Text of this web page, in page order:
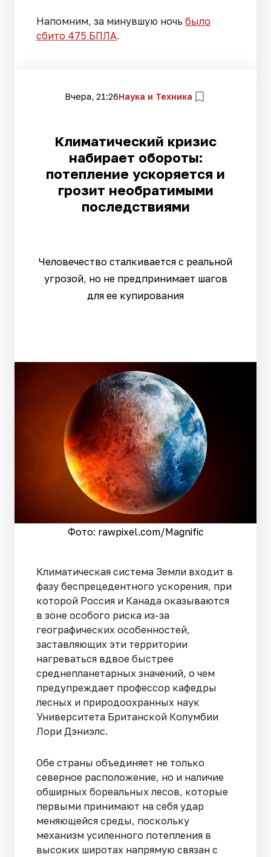
Напомним, за минувшую ночь было
сбито 475 БПЛА.
Вчера, 21:26Наука и Техника
Климатический кризис
набирает обороты:
потепление ускоряется и
грозит необратимыми
последствиями
Человечество сталкивается с реальной
угрозой, но не предпринимает шагов
для ее купирования
Фото: rawpixel.сom/Magnific
Климатическая система Земли входит в
фазу беспрецедентного ускорения, при
которой Россия и Канада оказываются
в зоне особого риска из-за
географических особенностей,
заставляющих эти территории
нагреваться вдвое быстрее
среднепланетарных значений, о чем
предупреждает профессор кафедры
лесных и природоохранных наук
Университета Британской Колумбии
Лори Дэниэлс.
Обе страны объединяет не только
северное расположение, но и наличие
обширных бореальных лесов, которые
первыми принимают на себя удар
меняющейся среды, поскольку
механизм усиленного потепления в
высоких широтах напрямую связан с